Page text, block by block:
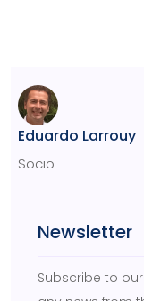
Eduardo Larrouy
Socio
Newsletter
Subscribe to